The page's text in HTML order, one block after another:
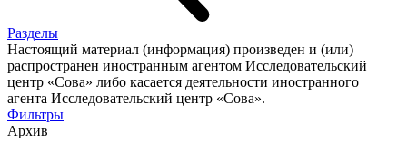
Разделы
Настоящий материал (информация) произведен и (или)
распространен иностранным агентом Исследовательский
центр «Сова» либо касается деятельности иностранного
агента Исследовательский центр «Сова».
Фильтры
Архив